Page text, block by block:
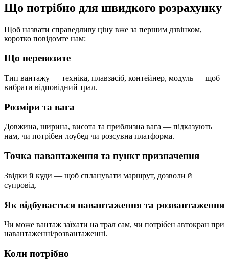
Що потрібно для швидкого розрахунку
Щоб назвати справедливу ціну вже за першим дзвінком,
коротко повідомте нам:
Що перевозите
Тип вантажу — техніка, плавзасіб, контейнер, модуль — щоб
вибрати відповідний трал.
Розміри та вага
Довжина, ширина, висота та приблизна вага — підказують
нам, чи потрібен лоубед чи розсувна платформа.
Точка навантаження та пункт призначення
Звідки й куди — щоб спланувати маршрут, дозволи й
супровід.
Як відбувається навантаження та розвантаження
Чи може вантаж заїхати на трал сам, чи потрібен автокран при
навантаженні/розвантаженні.
Коли потрібно